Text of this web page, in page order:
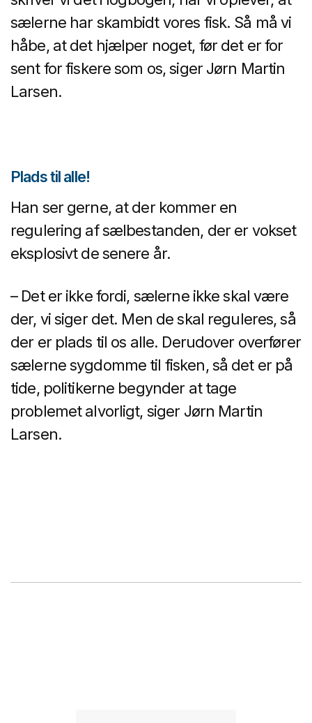
sælerne har skambidt vores fisk. Så må vi
håbe, at det hjælper noget, før det er for
sent for fiskere som os, siger Jørn Martin
Larsen.
Plads til alle!
Han ser gerne, at der kommer en
regulering af sælbestanden, der er vokset
eksplosivt de senere år.
– Det er ikke fordi, sælerne ikke skal være
der, vi siger det. Men de skal reguleres, så
der er plads til os alle. Derudover overfører
sælerne sygdomme til fisken, så det er på
tide, politikerne begynder at tage
problemet alvorligt, siger Jørn Martin
Larsen.